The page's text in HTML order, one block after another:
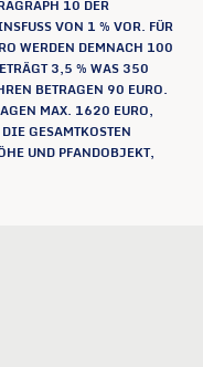
10 DER
VON 1 % VOR. FÜR E
DEMNACH 100 E
3,5 % WAS 350
BETRAGEN 90 EURO.
MAX. 1620 EURO,
GESAMTKOSTEN
UND PFANDOBJEKT,